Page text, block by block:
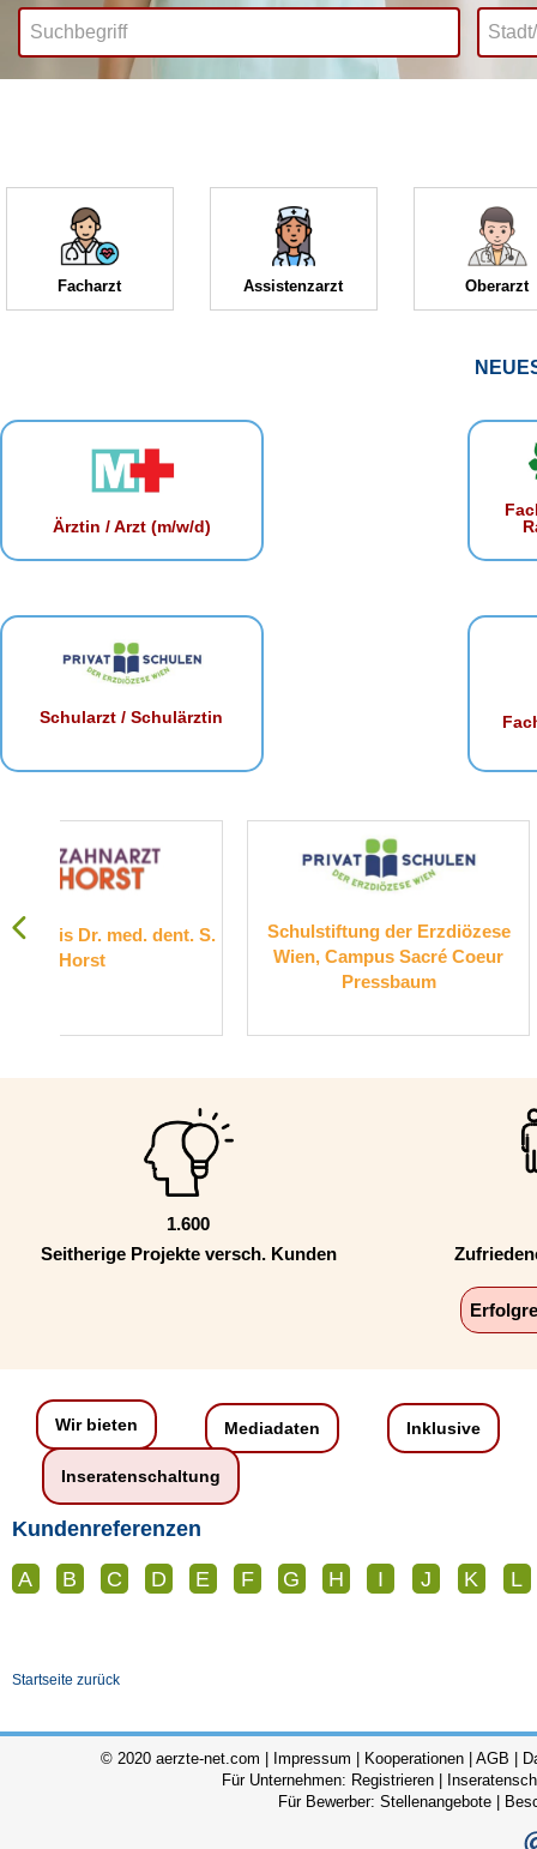
Facharzt Assistenzarzt Oberarzt
Ärztin / Arzt (m/w/d)
Schularzt / Schulärztin
S.
Schulstiftung der Erzdiözese
Wien, Campus Sacré Coeur
Suchthilfe
1.600
Seitherige Projekte versch. Kunden
Wir bieten Mediadaten Inklusive
Inseratenschaltung
Kundenreferenzen
A B C D E F G H I J K L
Startseite zurück
© 2020 aerzte-net.com | Impressum Kooperationen AGB
Für Unternehmen: Registrieren
Für Bewerber: Stellenangebote